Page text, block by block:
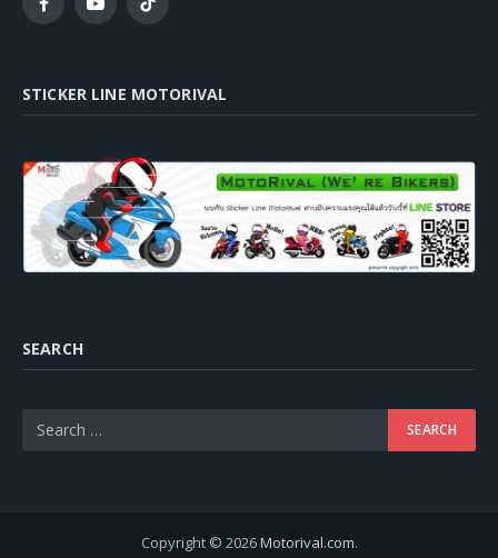
FacebookYouTubeTikTok
STICKER LINE MOTORIVAL
SEARCH
Copyright © 2026Motorival.com.